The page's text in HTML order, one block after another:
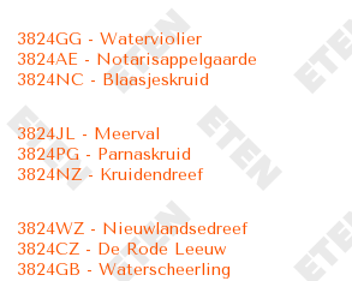
3824GG - Waterviolier
3824AE - Notarisappelgaarde
3824NC - Blaasjeskruid
3824JL - Meerval
3824PG - Parnaskruid
3824NZ - Kruidendreef
3824WZ - Nieuwlandsedreef
3824CZ - De Rode Leeuw
3824GB - Waterscheerling